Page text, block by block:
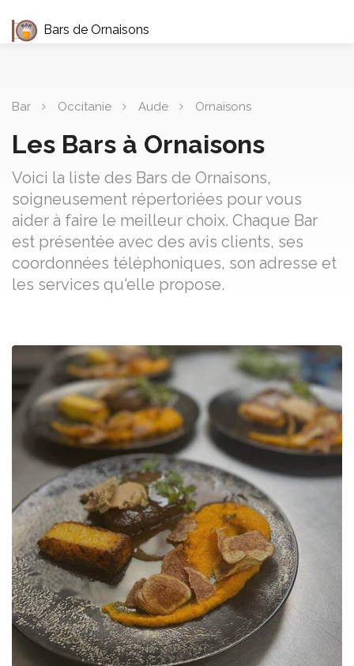
Bars de Ornaisons
Bar Occitanie Aude Ornaisons
Les Bars à Ornaisons
Voici la liste des Bars de Ornaisons,
soigneusement répertoriées pour vous
aider à faire le meilleur choix. Chaque Bar
est présentée avec des avis clients, ses
coordonnées téléphoniques, son adresse et
les services qu'elle propose.